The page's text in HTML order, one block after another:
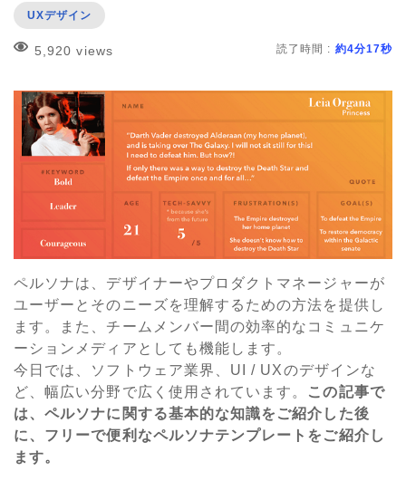
UXデザイン
5,920 views 読了時間 : 約4分17秒
ペルソナは、デザイナーやプロダクトマネージャーが
ユーザーとそのニーズを理解するための方法を提供し
ます。また、チームメンバー間の効率的なコミュニケ
ーションメディアとしても機能します。
今日では、ソフトウェア業界、UI / UXのデザインな
ど、幅広い分野で広く使用されています。 この記事で
は、ペルソナに関する基本的な知識をご紹介した後
に、フリーで便利なペルソナテンプレートをご紹介し
ます。